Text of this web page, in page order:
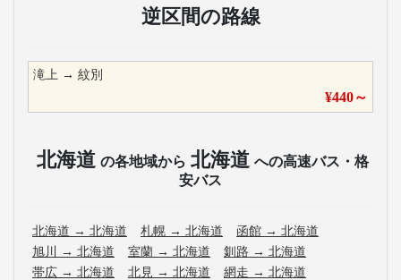
逆区間の路線
滝上 → 紋別
¥440～
北海道 の各地域から 北海道 への高速バス・格
安バス
北海道 → 北海道 札幌 → 北海道 函館 → 北海道
旭川
→ 北海道 室蘭 → 北海道 釧路 → 北海道
帯広 → 北海道 北見 → 北海道 網走 → 北海道